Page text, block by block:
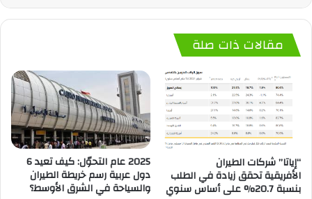
مقالات ذات صلة
“إياتا” شركات الطيران
الأفريقية تحقق زيادة في الطلب
بنسبة 20.7% على أساس سنوي
2025 عام التحوّل: كيف تعيد 6
دول عربية رسم خريطة الطيران
والسياحة في الشرق الأوسط؟